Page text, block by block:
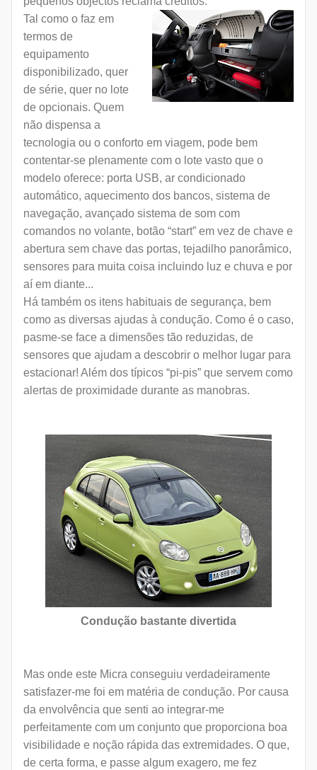
Tal como o faz em
termos de
equipamento
disponibilizado, quer
de série, quer no lote
de opcionais. Quem
não dispensa a
tecnologia ou o conforto em viagem, pode bem
contentar-se plenamente com o lote vasto que o
modelo oferece: porta USB, ar condicionado
automático, aquecimento dos bancos, sistema de
navegação, avançado sistema de som com
comandos no volante, botão “start” em vez de chave e
abertura sem chave das portas, tejadilho panorâmico,
sensores para muita coisa incluindo luz e chuva e por
aí em diante...
Há também os itens habituais de segurança, bem
como as diversas ajudas à condução. Como é o caso,
pasme-se face a dimensões tão reduzidas, de
sensores que ajudam a descobrir o melhor lugar para
estacionar! Além dos típicos “pi-pis” que servem como
alertas de proximidade durante as manobras.
Condução bastante divertida
Mas onde este Micra conseguiu verdadeiramente
satisfazer-me foi em matéria de condução. Por causa
da envolvência que senti ao integrar-me
perfeitamente com um conjunto que proporciona boa
visibilidade e noção rápida das extremidades. O que,
de certa forma, e passe algum exagero, me fez